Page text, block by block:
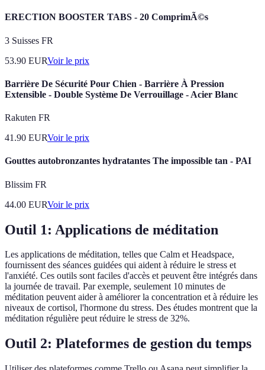
ERECTION BOOSTER TABS - 20 ComprimÃ©s
3 Suisses FR
53.90 EURVoir le prix
Barrière De Sécurité Pour Chien - Barrière À Pression
Extensible - Double Système De Verrouillage - Acier Blanc
Rakuten FR
41.90 EURVoir le prix
Gouttes autobronzantes hydratantes The impossible tan - PAI
Blissim FR
44.00 EURVoir le prix
Outil 1: Applications de méditation
Les applications de méditation, telles que Calm et Headspace,
fournissent des séances guidées qui aident à réduire le stress et
l'anxiété. Ces outils sont faciles d'accès et peuvent être intégrés dans
la journée de travail. Par exemple, seulement 10 minutes de
méditation peuvent aider à améliorer la concentration et à réduire les
niveaux de cortisol, l'hormone du stress. Des études montrent que la
méditation régulière peut réduire le stress de 32%.
Outil 2: Plateformes de gestion du temps